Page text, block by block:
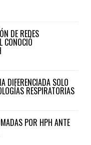
DE REDES
CONOCIÓ
DIFERENCIADA SOLO
RESPIRATORIAS
POR HPH ANTE